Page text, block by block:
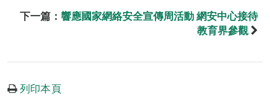
下一篇：響應國家網絡安全宣傳周活動 網安中心接待
教育界參觀
列印本頁